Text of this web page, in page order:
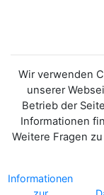
Wir verwenden
unserer
Betrieb der
Informationen
Weitere Fragen
Informationen